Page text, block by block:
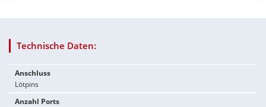
Technische Daten:
Anschluss
Lötpins
Anzahl Ports